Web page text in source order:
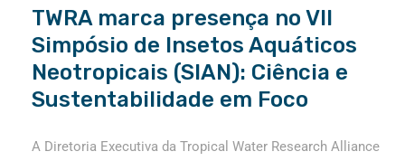
TWRA marca presença no VII
Simpósio de Insetos Aquáticos
Neotropicais (SIAN): Ciência e
Sustentabilidade em Foco
A Diretoria Executiva da Tropical Water Research Alliance